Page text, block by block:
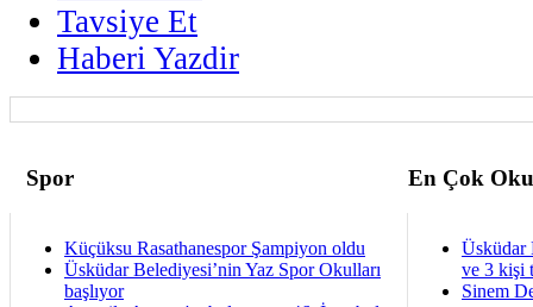
Tavsiye Et
Haberi Yazdir
Spor En Çok
Küçüksu Rasathanespor Şampiyon oldu
Üsküdar Belediyesi’nin Yaz Spor Okulları
başlıyor
Üsküdar
ve 3 kişi
Sinem